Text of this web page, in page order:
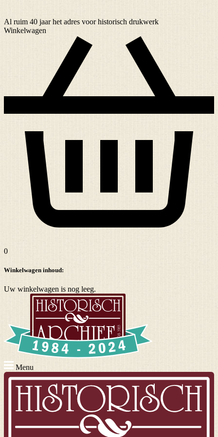
Al ruim 40 jaarhet adres voor historisch drukwerk
Winkelwagen
0
Winkelwagen inhoud:
Uw winkelwagen is nog leeg.
Menu